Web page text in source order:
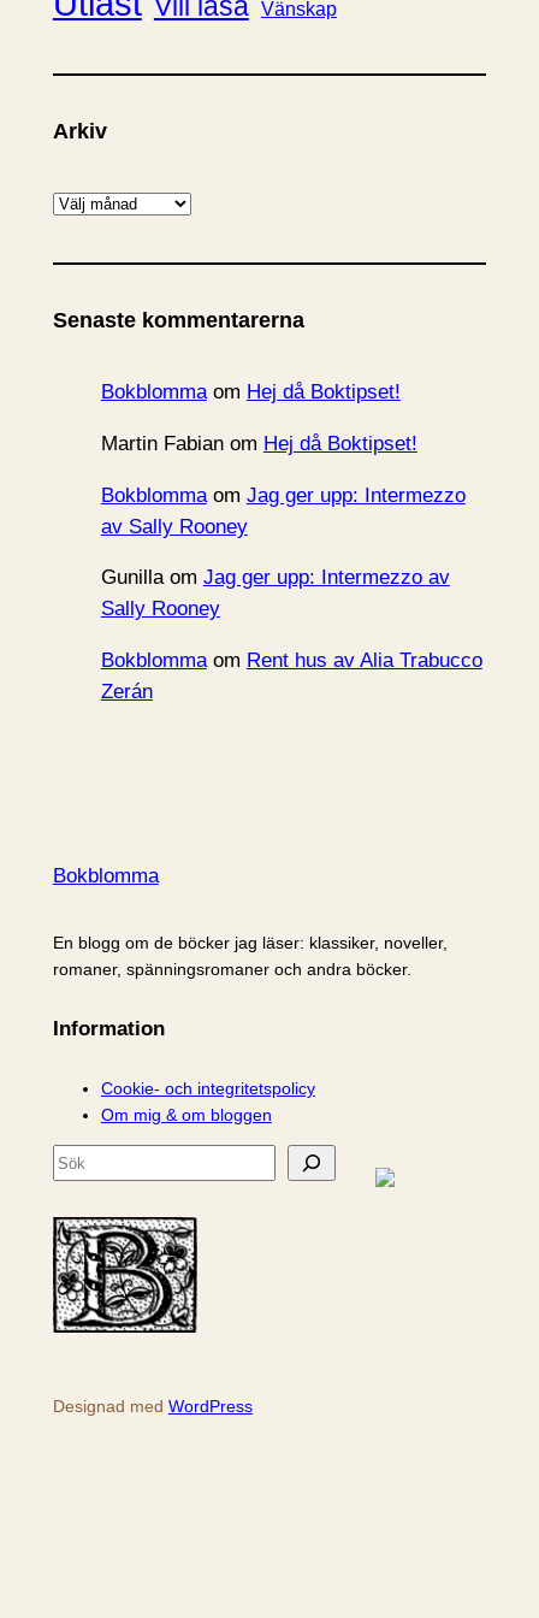
Vänskap
Arkiv
A
k
v
Senaste kommentarerna
Bokblommaom Hej då Boktipset!
Martin Fabianom Hej då Boktipset!
Bokblommaom Jag ger upp: Intermezzo
av Sally Rooney
Gunillaom Jag ger upp: Intermezzo av
Sally Rooney
Bokblommaom Rent hus av Alia Trabucco
Zerán
Bokblomma
En blogg om de böcker jag läser: klassiker, noveller,
romaner, spänningsromaner och andra böcker.
Information
Cookie- och integritetspolicy
Om mig & om bloggen
S
k
Designad med WordPress